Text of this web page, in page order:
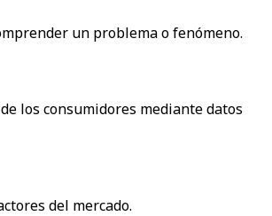
un problema o fenómeno.
los consumidores mediante datos
del mercado.